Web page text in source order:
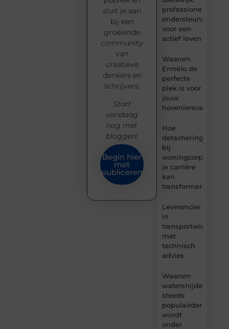
professionele
ondersteuning
voor een
actief leven
Waarom
Ermelo de
perfecte
plek is voor
jouw
Hoe
detachering
bij
woningcorporaties
je carrière
kan
transformeren
Leverancier
in
transportwielen
met
technisch
advies
Waarom
watersnijden
steeds
populairder
wordt
onder
sluit je aan
bij een
groeiende
community
van
creatieve
denkers en
schrijvers.
Start
vandaag
nog met
bloggen!
Begin hier
met
publiceren